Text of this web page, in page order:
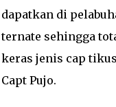
dapatkan di
ternate sehingga
keras jenis cap
Capt Pujo.